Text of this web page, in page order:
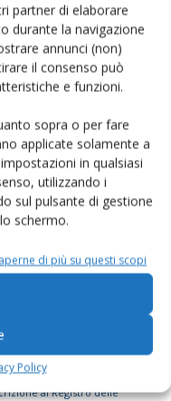
partner di elaborare
durante la navigazione
annunci (non)
il consenso può
e funzioni.
sopra o per fare
applicate solamente a
in qualsiasi
utilizzando i
sul pulsante di gestione
schermo.
di più su questi scopi
Policy
mondo
legale Via Eritrea 21 -
al Registro delle